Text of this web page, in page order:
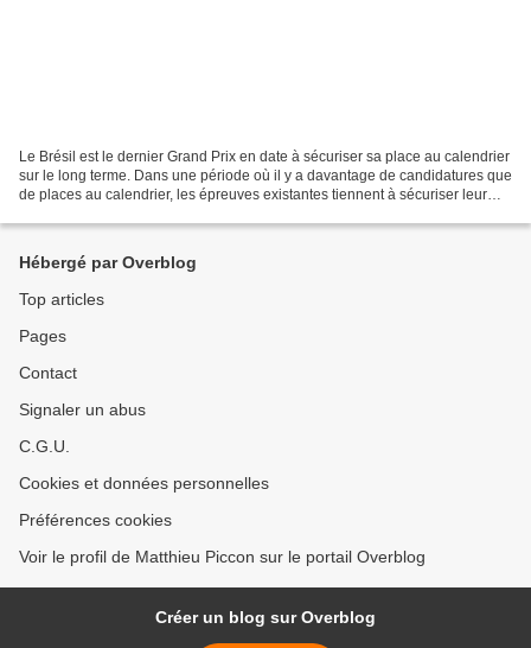
Le Brésil est le dernier Grand Prix en date à sécuriser sa place au calendrier
sur le long terme. Dans une période où il y a davantage de candidatures que
de places au calendrier, les épreuves existantes tiennent à sécuriser leur
Hébergé par Overblog
Top articles
Pages
Contact
Signaler un abus
C.G.U.
Cookies et données personnelles
Préférences cookies
Voir le profil de Matthieu Piccon sur le portail Overblog
Créer un blog sur Overblog